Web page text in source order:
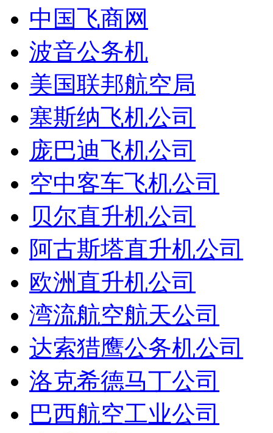
中国飞商网
波音公务机
美国联邦航空局
塞斯纳飞机公司
庞巴迪飞机公司
空中客车飞机公司
贝尔直升机公司
阿古斯塔直升机公司
欧洲直升机公司
湾流航空航天公司
达索猎鹰公务机公司
洛克希德马丁公司
巴西航空工业公司